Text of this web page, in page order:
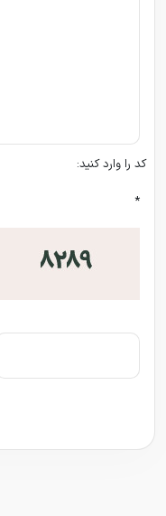
کد را وارد کنید:
*